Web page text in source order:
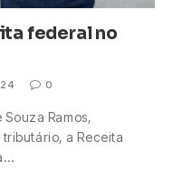
federal no
0
Ramos,
a Receita